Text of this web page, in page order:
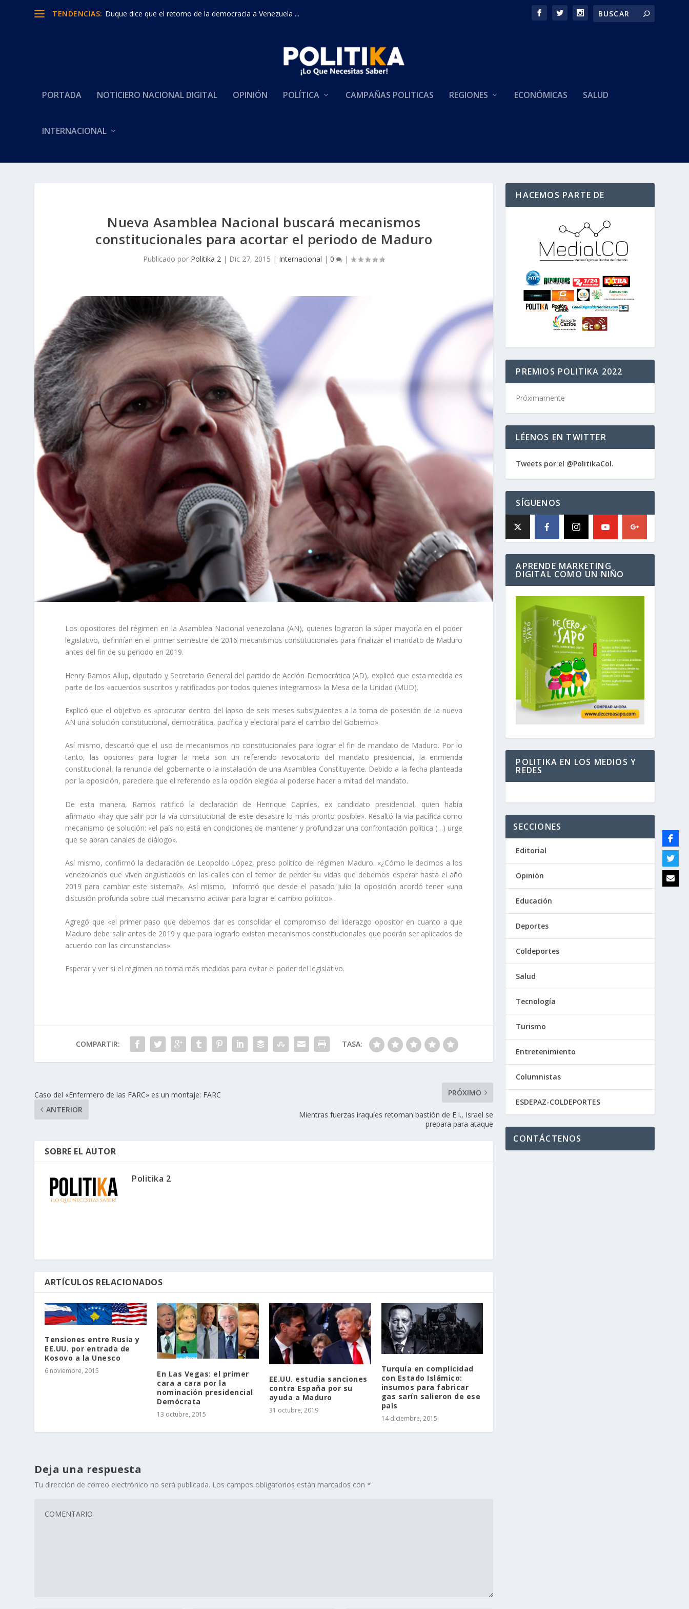
TENDENCIAS: Duque dice que el retorno de la democracia a Venezuela ...
PORTADA NOTICIERO NACIONAL DIGITAL OPINIÓN POLÍTICA CAMPAÑAS POLITICAS REGIONES ECONÓMICAS SALUD
INTERNACIONAL
Nueva Asamblea Nacional buscará mecanismos
constitucionales para acortar el periodo de Maduro
Publicado por Politika 2 | Dic 27, 2015 | Internacional |0 |
Los opositores del régimen en la Asamblea Nacional venezolana (AN), quienes lograron la súper mayoría en el poder
legislativo, definirían en el primer semestre de 2016 mecanismos constitucionales para finalizar el mandato de Maduro
antes del fin de su periodo en 2019.
Henry Ramos Allup, diputado y Secretario General del partido de Acción Democrática (AD), explicó que esta medida es
parte de los «acuerdos suscritos y ratificados por todos quienes integramos» la Mesa de la Unidad (MUD).
Explicó que el objetivo es «procurar dentro del lapso de seis meses subsiguientes a la toma de posesión de la nueva
AN una solución constitucional, democrática, pacífica y electoral para el cambio del Gobierno».
Así mismo, descartó que el uso de mecanismos no constitucionales para lograr el fin de mandato de Maduro. Por lo
tanto, las opciones para lograr la meta son un referendo revocatorio del mandato presidencial, la enmienda
constitucional, la renuncia del gobernante o la instalación de una Asamblea Constituyente. Debido a la fecha planteada
por la oposición, pareciere que el referendo es la opción elegida al poderse hacer a mitad del mandato.
De esta manera, Ramos ratificó la declaración de Henrique Capriles, ex candidato presidencial, quien había
afirmado «hay que salir por la vía constitucional de este desastre lo más pronto posible». Resaltó la vía pacífica como
mecanismo de solución: «el país no está en condiciones de mantener y profundizar una confrontación política (…) urge
que se abran canales de diálogo».
Así mismo, confirmó la declaración de Leopoldo López, preso político del régimen Maduro. «¿Cómo le decimos a los
venezolanos que viven angustiados en las calles con el temor de perder su vidas que debemos esperar hasta el año
2019 para cambiar este sistema?». Así mismo, informó que desde el pasado julio la oposición acordó tener «una
discusión profunda sobre cuál mecanismo activar para lograr el cambio político».
Agregó que «el primer paso que debemos dar es consolidar el compromiso del liderazgo opositor en cuanto a que
Maduro debe salir antes de 2019 y que para lograrlo existen mecanismos constitucionales que podrán ser aplicados de
acuerdo con las circunstancias».
Esperar y ver si el régimen no toma más medidas para evitar el poder del legislativo.
COMPARTIR: TASA:
Caso del «Enfermero de las FARC» es un montaje: FARC
ANTERIOR
PRÓXIMO
Mientras fuerzas iraquíes retoman bastión de E.I., Israel se
prepara para ataque
SOBRE EL AUTOR
Politika 2
ARTÍCULOS RELACIONADOS
Tensiones entre Rusia y
EE.UU. por entrada de
Kosovo a la Unesco
6 noviembre, 2015
En Las Vegas: el primer
cara a cara por la
nominación presidencial
Demócrata
13 octubre, 2015
EE.UU. estudia sanciones
contra España por su
ayuda a Maduro
31 octubre, 2019
Turquía en complicidad
con Estado Islámico:
insumos para fabricar
gas sarín salieron de ese
país
14 diciembre, 2015
Deja una respuesta
Tu dirección de correo electrónico no será publicada. Los campos obligatorios están marcados con*
HACEMOS PARTE DE
PREMIOS POLITIKA 2022
Próximamente
LÉENOS EN TWITTER
Tweets por el @PolitikaCol.
SÍGUENOS
APRENDE MARKETING
DIGITAL COMO UN NIÑO
POLITIKA EN LOS MEDIOS Y
REDES
SECCIONES
Editorial
Opinión
Educación
Deportes
Coldeportes
Salud
Tecnología
Turismo
Entretenimiento
Columnistas
ESDEPAZ-COLDEPORTES
CONTÁCTENOS